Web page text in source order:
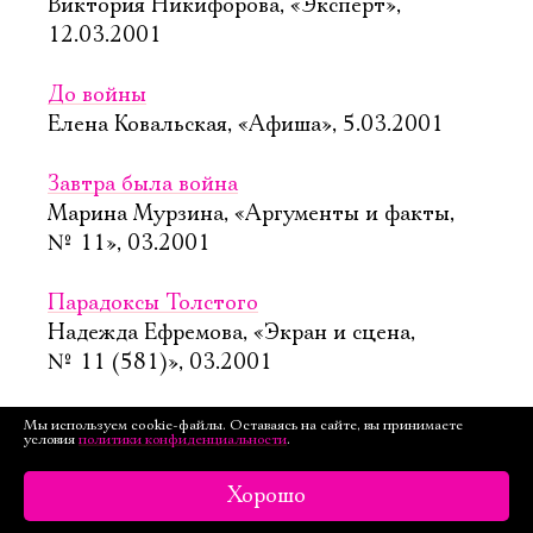
Виктория Никифорова, «Эксперт»,
12.03.2001
До войны
Елена Ковальская, «Афиша», 5.03.2001
Завтра была война
Марина Мурзина, «Аргументы и факты,
№ 11», 03.2001
Парадоксы Толстого
Надежда Ефремова, «Экран и сцена,
№ 11 (581)», 03.2001
Другая жизнь
Валерий Семеновский, «Театр, № 2»,
Мы используем cookie-файлы. Оставаясь на сайте, вы принимаете
условия политики конфиденциальности.
Хорошо